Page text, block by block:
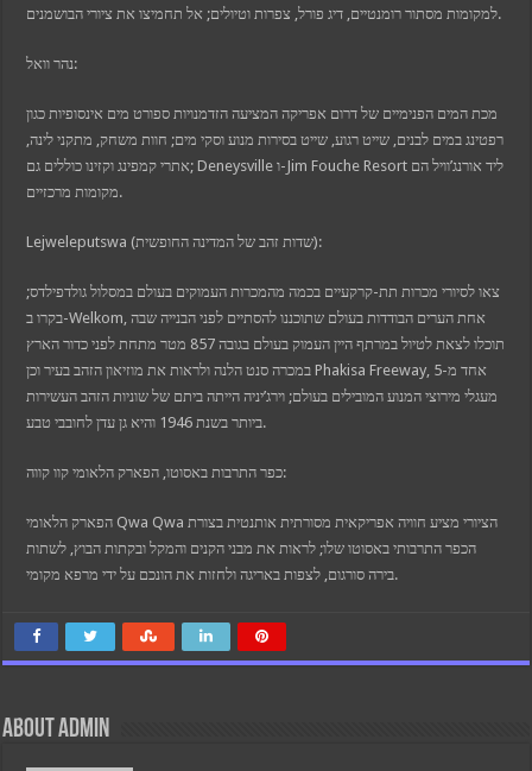
למקומות מסתור רומנטיים, דיג פורל, צפרות וטיולים; אל תחמיצו את ציורי הבושמנים.
נהר וואל:
מכת המים הפנימיים של דרום אפריקה המציעה הזדמנויות ספורט מים אינסופיות כגון
רפטינג במים לבנים, שייט רגוע, שייט בסירות מנוע וסקי מים; חוות משחק, מתקני לינה,
אתרי קמפינג וקזינו כוללים גם; Deneysville ו-Jim Fouche Resort ליד אורנג’וויל הם
מקומות מרכזיים.
Lejweleputswa (שדות זהב של המדינה החופשית):
צאו לסיורי מכרות תת-קרקעיים בכמה מהמכרות העמוקים בעולם במסלול גולדפילדס;
בקרו ב-Welkom, אחת הערים הבודדות בעולם שתוכננו להסתיים לפני הבנייה שבה
תוכלו לצאת לטיול במרתף היין העמוק בעולם בגובה 857 מטר מתחת לפני כדור הארץ
במכרה סנט הלנה ולראות את מוזיאון הזהב בעיר וכן Phakisa Freeway, אחד מ-5
מעגלי מירוצי המנוע המובילים בעולם; וירג’יניה הייתה ביתם של שוניות הזהב העשירות
ביותר בשנת 1946 והיא גן עדן לחובבי טבע.
כפר התרבות באסוטו, הפארק הלאומי קוו קווה:
הפארק הלאומי Qwa Qwa הציורי מציע חוויה אפריקאית מסורתית אותנטית בצורת
הכפר התרבותי באסוטו שלו; לראות את מבני הקנים והמקל ובקתות הבוץ, לשתות
בירה סורגום, לצפות באריגה ולחזות את הונכם על ידי מרפא מקומי.
About admin